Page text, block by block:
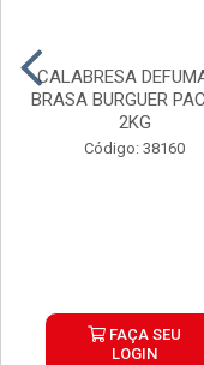
CALABRESA
BRASA BURGUER
2KG
Código: 38160
FAÇA SEU
LOGIN